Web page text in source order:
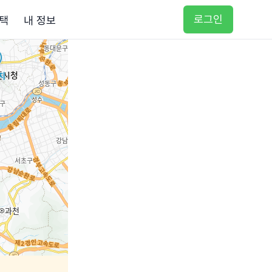
내 정보 로그인